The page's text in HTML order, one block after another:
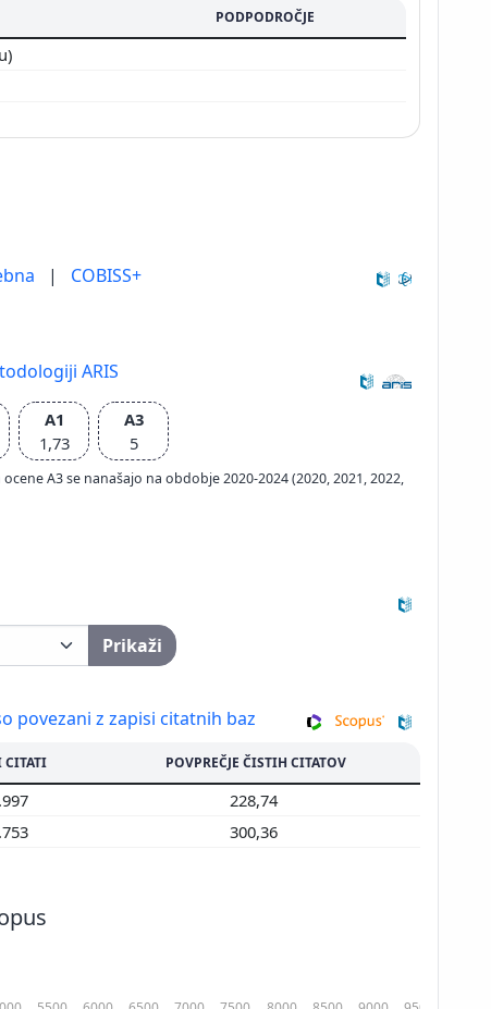
PODPODROČJE
| COBISS+
ARIS
A1
1,73
A3
5
A3 se nanašajo na obdobje 2020-2024 (2020, 2021, 2022,
Prikaži
povezani z zapisi citatnih baz
CITATI POVPREČJE ČISTIH CITATOV
228,74
300,36